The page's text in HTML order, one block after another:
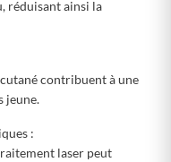
réduisant ainsi la
contribuent à une
jeune.
:
laser peut